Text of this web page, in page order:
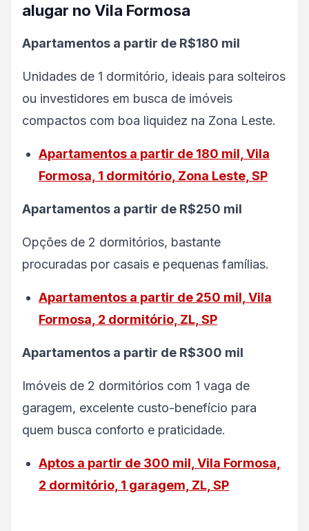
alugar no Vila Formosa
Apartamentos a partir de R$180 mil
Unidades de 1 dormitório, ideais para solteiros
ou investidores em busca de imóveis
compactos com boa liquidez na Zona Leste.
Apartamentos a partir de 180 mil, Vila
Formosa, 1 dormitório, Zona Leste, SP
Apartamentos a partir de R$250 mil
Opções de 2 dormitórios, bastante
procuradas por casais e pequenas famílias.
Apartamentos a partir de 250 mil, Vila
Formosa, 2 dormitório, ZL, SP
Apartamentos a partir de R$300 mil
Imóveis de 2 dormitórios com 1 vaga de
garagem, excelente custo-benefício para
quem busca conforto e praticidade.
Aptos a partir de 300 mil, Vila Formosa,
2 dormitório, 1 garagem, ZL, SP